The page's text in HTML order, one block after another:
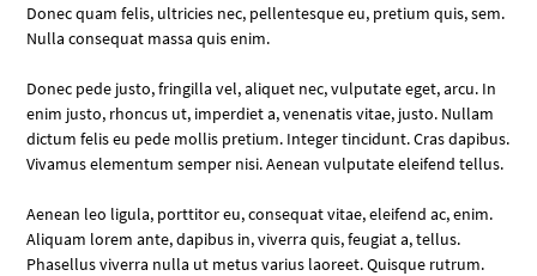
Donec quam felis, ultricies nec, pellentesque eu, pretium quis, sem.
Nulla consequat massa quis enim.
Donec pede justo, fringilla vel, aliquet nec, vulputate eget, arcu. In
enim justo, rhoncus ut, imperdiet a, venenatis vitae, justo. Nullam
dictum felis eu pede mollis pretium. Integer tincidunt. Cras dapibus.
Vivamus elementum semper nisi. Aenean vulputate eleifend tellus.
Aenean leo ligula, porttitor eu, consequat vitae, eleifend ac, enim.
Aliquam lorem ante, dapibus in, viverra quis, feugiat a, tellus.
Phasellus viverra nulla ut metus varius laoreet. Quisque rutrum.